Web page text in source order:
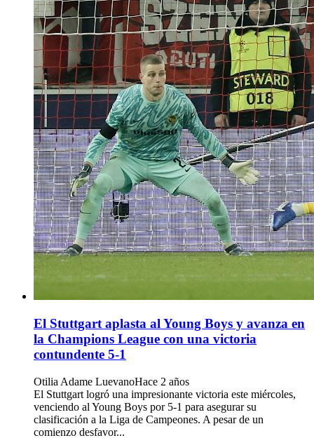
El Stuttgart aplasta al Young Boys y avanza en
la Champions League con una victoria
contundente 5-1
Otilia Adame LuevanoHace 2 años
El Stuttgart logró una impresionante victoria este miércoles,
venciendo al Young Boys por 5-1 para asegurar su
clasificación a la Liga de Campeones. A pesar de un
comienzo desfavor...